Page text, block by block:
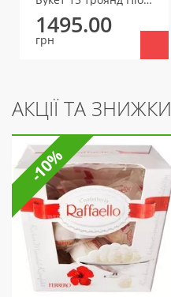
1495.00
грн
АКЦІЇ ТА ЗНИЖКИ
-10%